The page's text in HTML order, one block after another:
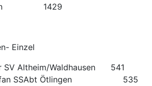
1429
Einzel
SV Altheim/Waldhausen 541
SSAbt Ötlingen 535